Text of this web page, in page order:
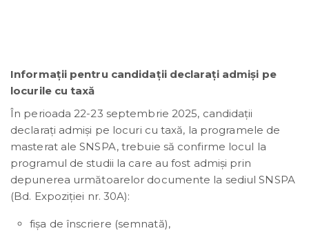
Informații pentru candidații declarați admiși pe
locurile cu taxă
În perioada 22-23 septembrie 2025, candidații
declarați admiși pe locuri cu taxă, la programele de
masterat ale SNSPA, trebuie să confirme locul la
programul de studii la care au fost admiși prin
depunerea următoarelor documente la sediul SNSPA
(Bd. Expoziției nr. 30A):
fișa de înscriere (semnată),